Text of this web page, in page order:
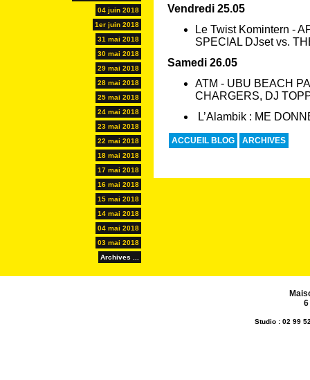
04 juin 2018
1er juin 2018
31 mai 2018
30 mai 2018
29 mai 2018
28 mai 2018
25 mai 2018
24 mai 2018
23 mai 2018
22 mai 2018
18 mai 2018
17 mai 2018
16 mai 2018
15 mai 2018
14 mai 2018
04 mai 2018
03 mai 2018
Archives ...
Vendredi 25.05
Le Twist Komintern -
SPECIAL DJset vs.
Samedi 26.05
ATM - UBU BEACH
CHARGERS, DJ
L’Alambik : ME
ACCUEIL BLOG ARCHIVES
Studio : 02 99